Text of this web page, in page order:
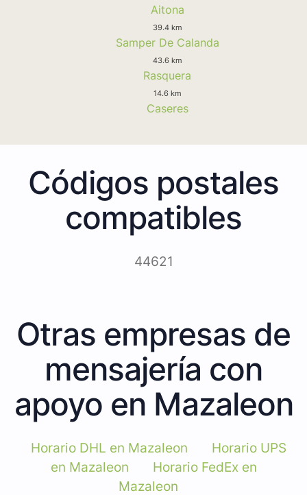
Aitona
39.4 km
Samper De Calanda
43.6 km
Rasquera
14.6 km
Caseres
Códigos postales
compatibles
44621
Otras empresas de
mensajería con
apoyo en Mazaleon
Horario DHL en Mazaleon
Horario UPS
en Mazaleon
Horario FedEx en
Mazaleon